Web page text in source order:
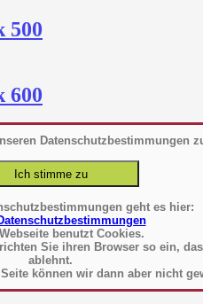
Datenschutzbestimmungen
geht es hier:
benutzt Cookies.
Sie ihren Browser so ein,
ablehnt.
können wir dann aber nicht
500
600
700